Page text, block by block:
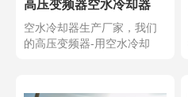
高压变频器空水冷却器
空水冷却器生产厂家，我们
的高压变频器-用空水冷却